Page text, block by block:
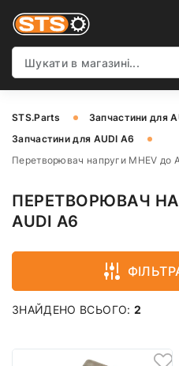
STS.Parts
Запчастини для
Запчастини для AUDI A6
Перетворювач напруги MHEV до
ПЕРЕТВОРЮВАЧ
AUDI A6
ЗНАЙДЕНО ВСЬОГО: 2